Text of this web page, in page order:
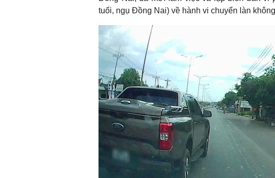
tuổi, ngụ Đồng Nai) về hành vi chuyển làn